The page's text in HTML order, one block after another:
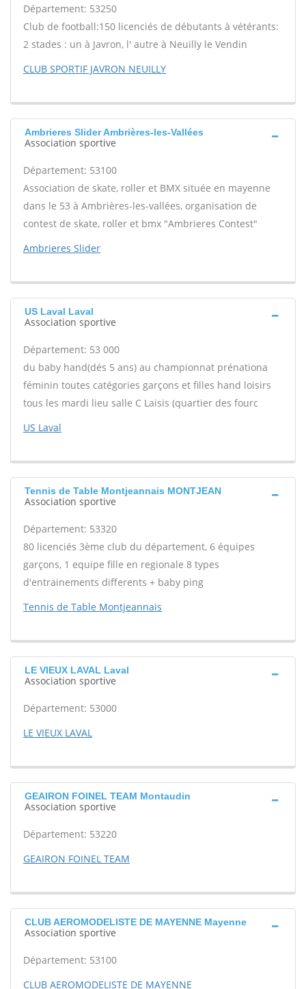
Département: 53250
Club de football:150 licenciés de débutants à vétérants:
2 stades : un à Javron, l' autre à Neuilly le Vendin
CLUB SPORTIF JAVRON NEUILLY
Ambrieres Slider Ambrières-les-Vallées
Association sportive
Département: 53100
Association de skate, roller et BMX située en mayenne
dans le 53 à Ambrières-les-vallées, organisation de
contest de skate, roller et bmx "Ambrieres Contest"
Ambrieres Slider
US Laval Laval
Association sportive
Département: 53 000
du baby hand(dés 5 ans) au championnat prénationa
féminin toutes catégories garçons et filles hand loisirs
tous les mardi lieu salle C Laisis (quartier des fourc
US Laval
Tennis de Table Montjeannais MONTJEAN
Association sportive
Département: 53320
80 licenciés 3ème club du département, 6 équipes
garçons, 1 equipe fille en regionale 8 types
d'entrainements differents + baby ping
Tennis de Table Montjeannais
LE VIEUX LAVAL Laval
Association sportive
Département: 53000
LE VIEUX LAVAL
GEAIRON FOINEL TEAM Montaudin
Association sportive
Département: 53220
GEAIRON FOINEL TEAM
CLUB AEROMODELISTE DE MAYENNE Mayenne
Association sportive
Département: 53100
CLUB AEROMODELISTE DE MAYENNE